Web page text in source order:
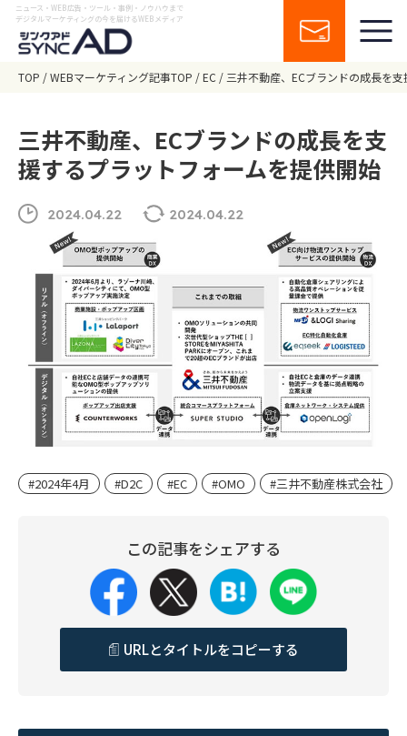
ニュース・WEB広告・ツール・事例・ノウハウまで
デジタルマーケティングの今を届けるWEBメディア
TOP WEBマーケティング記事TOP EC 三井不動産、ECブランドの成長を
三井不動産、ECブランドの成長を支
援するプラットフォームを提供開始
2024.04.22 2024.04.22
#2024年4月 #D2C #EC #OMO #三井不動産株式会社
この記事をシェアする
URLとタイトルをコピーする